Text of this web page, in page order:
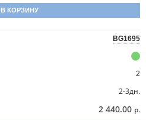
В КОРЗИНУ
BG1695
2
2-3дн.
2 440.00 р.